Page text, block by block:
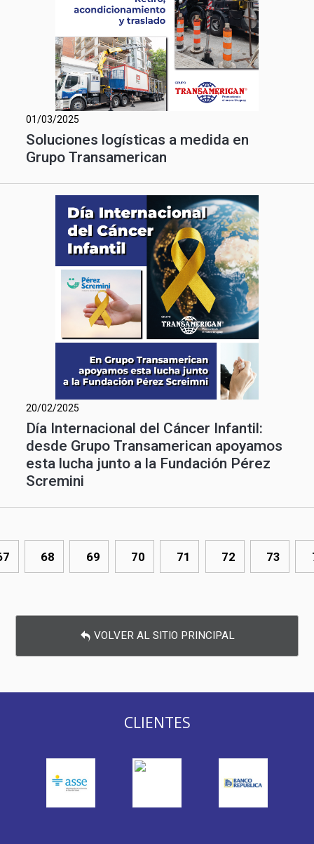
01/03/2025
Soluciones logísticas a medida en
Grupo Transamerican
20/02/2025
Día Internacional del Cáncer Infantil:
desde Grupo Transamerican apoyamos
esta lucha junto a la Fundación Pérez
Scremini
68 69 70 71 72 73
VOLVER AL SITIO PRINCIPAL
CLIENTES